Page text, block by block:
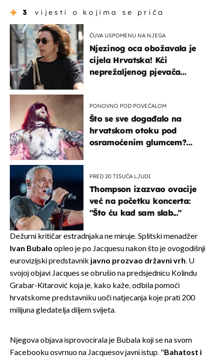
3 vijesti o kojima se priča
ČUVA USPOMENU NA NJEGA
Njezinog oca obožavala je
cijela Hrvatska! Kći
neprežaljenog pjevača
PONOVNO POD POVEĆALOM
Što se sve događalo na
hrvatskom otoku pod
osramoćenim glumcem?
PRED 20 TISUĆA LJUDI
Thompson izazvao ovacije
već na početku koncerta:
"Što ću kad sam slab..."
Dežurni kritičar estradnjaka ne miruje. Splitski menadžer
Ivan Bubalo opleo je po Jacquesu nakon što je ovogodišnji
eurovizijski predstavnik javno prozvao državni vrh. U
svojoj objavi Jacques se obrušio na predsjednicu Kolindu
Grabar-Kitarović koja je, kako kaže, odbila pomoći
hrvatskome predstavniku uoči natjecanja koje prati 200
milijuna gledatelja diljem svijeta.
Njegova objava isprovocirala je Bubala koji se na svom
Facebooku osvrnuo na Jacquesov javni istup. "Bahatost i